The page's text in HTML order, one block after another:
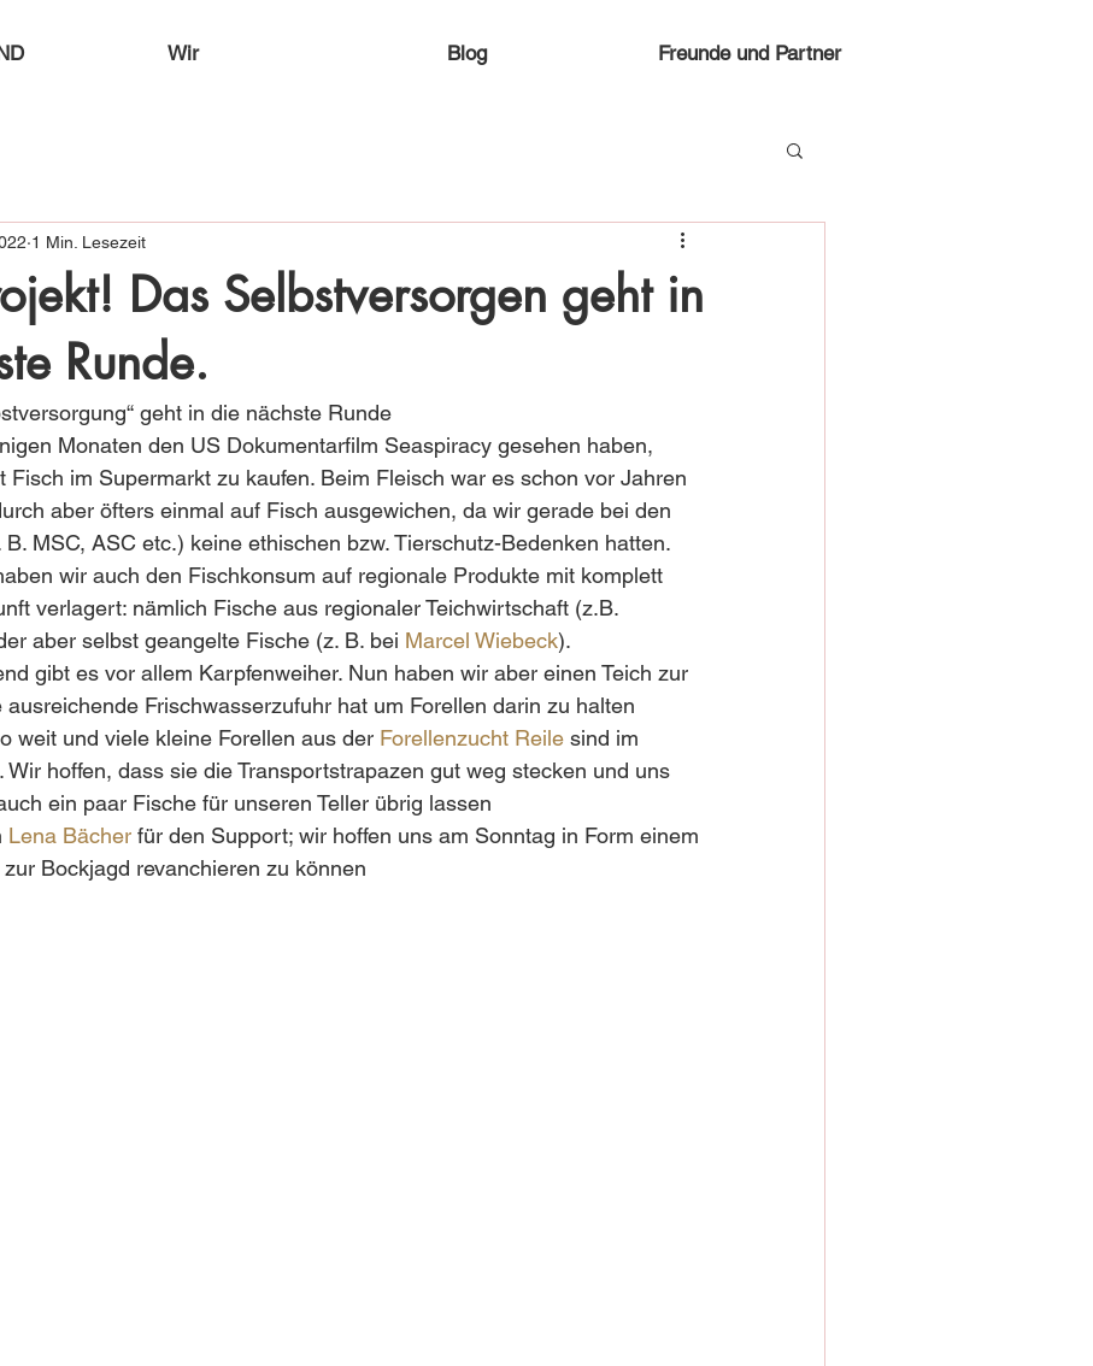
Wir Blog Freunde und Partner
Das Selbstversorgen geht in
Runde.
1 Min. Lesezeit
geht in die nächste Runde
Monaten den US Dokumentarfilm Seaspiracy gesehen haben,
Fisch im Supermarkt zu kaufen. Beim Fleisch war es schon vor Jahren
aber öfters einmal auf Fisch ausgewichen, da wir gerade bei den
MSC, ASC etc.) keine ethischen bzw. Tierschutz-Bedenken hatten.
wir auch den Fischkonsum auf regionale Produkte mit komplett
verlagert: nämlich Fische aus regionaler Teichwirtschaft (z.B.
aber selbst geangelte Fische (z. B. bei Marcel Wiebeck).
gibt es vor allem Karpfenweiher. Nun haben wir aber einen Teich zur
Frischwasserzufuhr hat um Forellen darin zu halten
weit und viele kleine Forellen aus der Forellenzucht Reile sind im
Wir hoffen, dass sie die Transportstrapazen gut weg stecken und uns
ein paar Fische für unseren Teller übrig lassen
Lena Bächer für den Support; wir hoffen uns am Sonntag in Form einem
Bockjagd revanchieren zu können